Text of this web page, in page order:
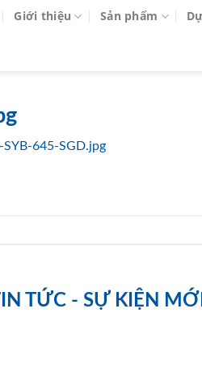
Giới thiệu Sản phẩm
645-SGD.jpg
TỨC - SỰ KIỆN